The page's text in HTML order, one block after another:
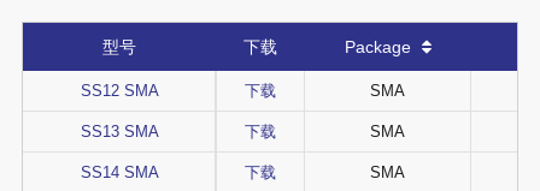
型号 下载 Package
SS12 SMA 下载 SMA
SS13 SMA 下载 SMA
SS14 SMA 下载 SMA